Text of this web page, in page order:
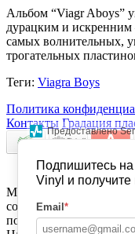
Альбом “Viagr Aboys”
дурацким и
самых волнительных,
трогательных
Теги: Viagra Boys
Политика
Контакты Градация
maximumvinyl.ru -
Подпишитесь
Vinyl и получите
Email *
Предоставлено
Мы используем файлы
сохранения ваших
посетителей сайта с